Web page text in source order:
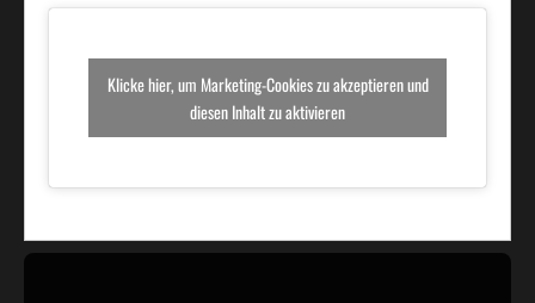
Klicke hier, um Marketing-Cookies zu akzeptieren und
diesen Inhalt zu aktivieren